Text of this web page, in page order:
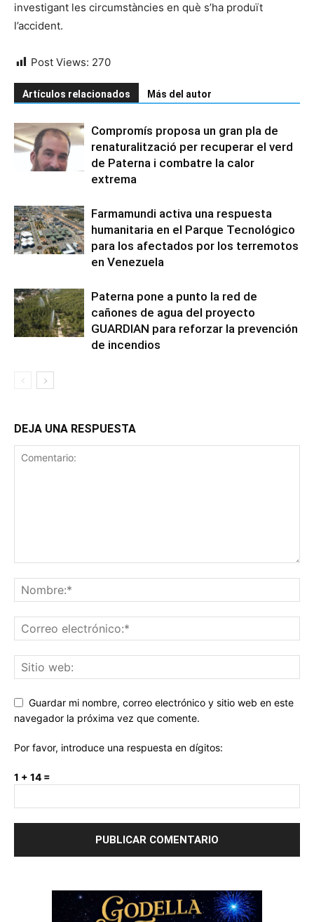
investigant les circumstàncies en què s’ha produït
l’accident.
Post Views: 270
Artículos relacionados Más del autor
Compromís proposa un gran pla de
renaturalització per recuperar el verd
de Paterna i combatre la calor
extrema
Farmamundi activa una respuesta
humanitaria en el Parque Tecnológico
para los afectados por los terremotos
en Venezuela
Paterna pone a punto la red de
cañones de agua del proyecto
GUARDIAN para reforzar la prevención
de incendios
DEJA UNA RESPUESTA
Guardar mi nombre, correo electrónico y sitio web en este
navegador la próxima vez que comente.
Por favor, introduce una respuesta en dígitos:
1 + 14 =